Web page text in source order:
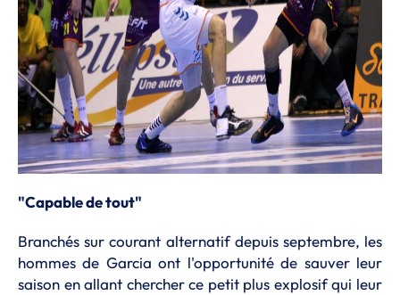
"Capable de tout"
Branchés sur courant alternatif depuis septembre, les
hommes de Garcia ont l'opportunité de sauver leur
saison en allant chercher ce petit plus explosif qui leur